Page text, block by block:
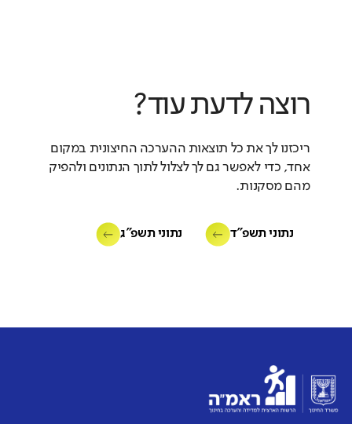
רוצה לדעת עוד?
ריכזנו לך את כל תוצאות ההערכה החיצונית במקום
אחד, כדי לאפשר גם לך לצלול לתוך הנתונים ולהפיק
מהם מסקנות.
נתוני תשפ"ד נתוני תשפ"ג